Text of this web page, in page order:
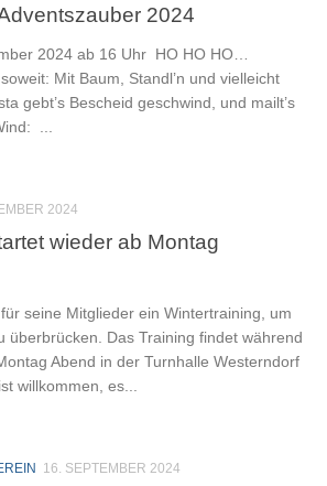
2024
2024 ab 16 Uhr HO HO HO…
Mit Baum, Standl’n und vielleicht
gebt’s Bescheid geschwind, und mailt’s
...
2024
wieder ab Montag
seine Mitglieder ein Wintertraining, um
überbrücken. Das Training findet während
Abend in der Turnhalle Westerndorf
willkommen, es...
16. SEPTEMBER 2024